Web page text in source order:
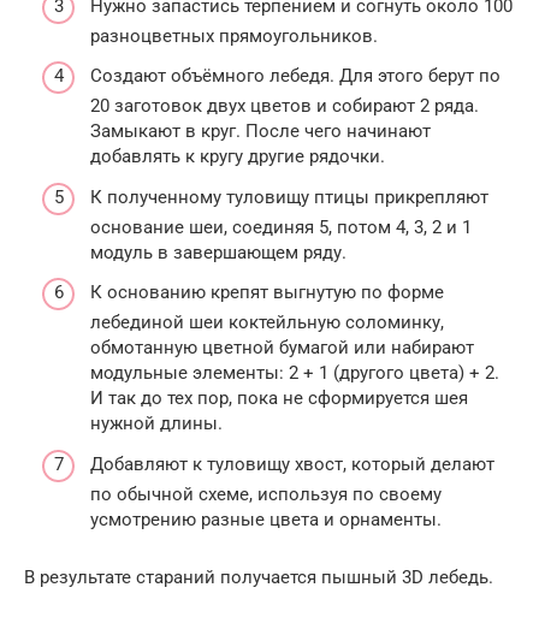
Нужно запастись терпением и согнуть около 100
разноцветных прямоугольников.
Создают объёмного лебедя. Для этого берут по
20 заготовок двух цветов и собирают 2 ряда.
Замыкают в круг. После чего начинают
добавлять к кругу другие рядочки.
К полученному туловищу птицы прикрепляют
основание шеи, соединяя 5, потом 4, 3, 2 и 1
модуль в завершающем ряду.
К основанию крепят выгнутую по форме
лебединой шеи коктейльную соломинку,
обмотанную цветной бумагой или набирают
модульные элементы: 2 + 1 (другого цвета) + 2.
И так до тех пор, пока не сформируется шея
нужной длины.
Добавляют к туловищу хвост, который делают
по обычной схеме, используя по своему
усмотрению разные цвета и орнаменты.
В результате стараний получается пышный 3D лебедь.